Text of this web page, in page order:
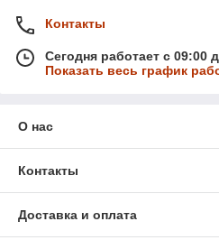
Контакты
Сегодня работает с 09:00
Показать весь график
О нас
Контакты
Доставка и оплата